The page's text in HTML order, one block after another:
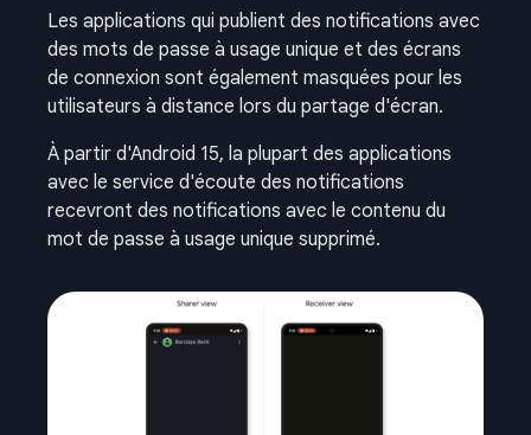
Les applications qui publient des notifications avec
des mots de passe à usage unique et des écrans
de connexion sont également masquées pour les
utilisateurs à distance lors du partage d'écran.
À partir d'Android 15, la plupart des applications
avec le service d'écoute des notifications
recevront des notifications avec le contenu du
mot de passe à usage unique supprimé.